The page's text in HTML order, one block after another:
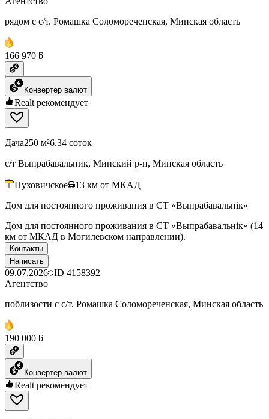
рядом с с/т. Ромашка Соломореченская, Минская область
166 970 ƃ
Конвертер валют
Realt рекомендует
Дача250 м²6.34 соток
с/т Выпрабавальник, Минский р-н, Минская область
Пуховичское 13 км от МКАД
Дом для постоянного проживания в СТ «Выпрабавальнiк»
Дом для постоянного проживания в СТ «Выпрабавальнiк» (14
км от МКАД в Могилевском направлении).
Контакты
Написать
09.07.2026 ID 4158392
Агентство
поблизости с с/т. Ромашка Соломореченская, Минская область
190 000 ƃ
Конвертер валют
Realt рекомендует